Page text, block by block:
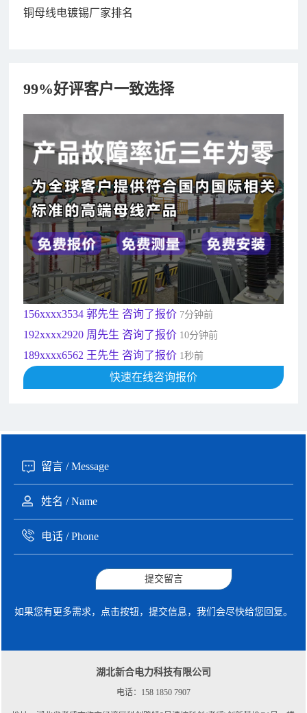
铜母线电镀锡厂家排名
99%好评客户一致选择
182xxxx4350 秦女士 咨询了报价 7分钟前
156xxxx3534 郭先生 咨询了报价 7分钟前
192xxxx2920 周先生 咨询了报价10分钟前
189xxxx6562 王先生 咨询了报价1秒前
190xxxx3508 徐女士 咨询了报价5秒前
135xxxx6654 张先生 咨询了报价1分钟前
181xxxx7531 苟先生 咨询了报价
182xxxx4350 秦女士 咨询了报价7分钟前
156xxxx3534 郭先生 咨询了报价 7分钟前
192xxxx2920 周先生 咨询了报价 10分钟前
189xxxx6562 王先生 咨询了报价 1秒前
190xxxx3508 徐女士 咨询了报价5秒前
快速在线咨询报价
提交留言
如果您有更多需求，点击按钮，提交信息，我们会尽快给您回复。
湖北新合电力科技有限公司
电话：158 1850 7907